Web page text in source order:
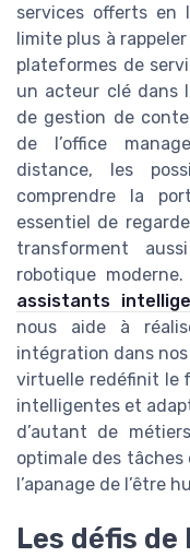
services offerts en
limite plus à
plateformes de
un acteur clé dans
de gestion de
de l’office
distance, les
comprendre la
essentiel de
transforment
robotique
assistants
nous aide à
intégration dans nos
virtuelle redéfinit le
intelligentes et
d’autant de
optimale des
l’apanage de l’être
Les défis